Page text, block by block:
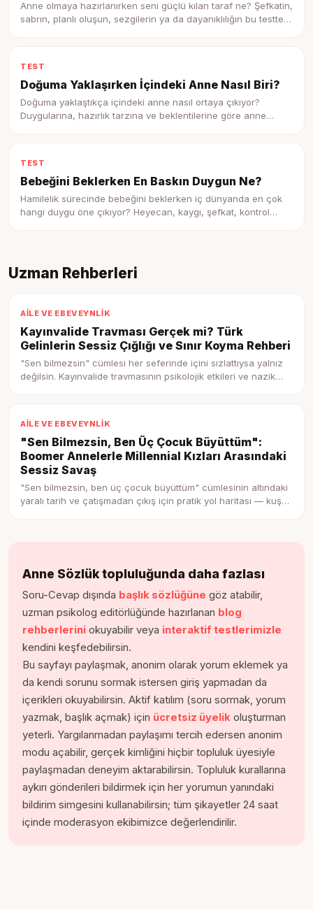
Anne olmaya hazırlanırken seni güçlü kılan taraf ne? Şefkatin,
sabrın, planlı oluşun, sezgilerin ya da dayanıklılığın bu testte
TEST
Doğuma Yaklaşırken İçindeki Anne Nasıl Biri?
Doğuma yaklaştıkça içindeki anne nasıl ortaya çıkıyor?
Duygularına, hazırlık tarzına ve beklentilerine göre anne
TEST
Bebeğini Beklerken En Baskın Duygun Ne?
Hamilelik sürecinde bebeğini beklerken iç dünyanda en çok
hangi duygu öne çıkıyor? Heyecan, kaygı, şefkat, kontrol
Uzman Rehberleri
AILE VE EBEVEYNLIK
Kayınvalide Travması Gerçek mi? Türk
Gelinlerin Sessiz Çığlığı ve Sınır Koyma Rehberi
"Sen bilmezsin" cümlesi her seferinde içini sızlattıysa yalnız
değilsin. Kayınvalide travmasının psikolojik etkileri ve nazik
AILE VE EBEVEYNLIK
"Sen Bilmezsin, Ben Üç Çocuk Büyüttüm":
Boomer Annelerle Millennial Kızları Arasındaki
Sessiz Savaş
"Sen bilmezsin, ben üç çocuk büyüttüm" cümlesinin altındaki
yaralı tarih ve çatışmadan çıkış için pratik yol haritası — kuşak
Anne Sözlük topluluğunda daha fazlası
Soru-Cevap dışında başlık sözlüğüne göz atabilir,
uzman psikolog editörlüğünde hazırlanan blog
rehberlerini okuyabilir veya interaktif testlerimizle
kendini keşfedebilirsin.
Bu sayfayı paylaşmak, anonim olarak yorum eklemek ya
da kendi sorunu sormak istersen giriş yapmadan da
içerikleri okuyabilirsin. Aktif katılım (soru sormak, yorum
yazmak, başlık açmak) için ücretsiz üyelik oluşturman
yeterli. Yargılanmadan paylaşımı tercih edersen anonim
modu açabilir, gerçek kimliğini hiçbir topluluk üyesiyle
paylaşmadan deneyim aktarabilirsin. Topluluk kurallarına
aykırı gönderileri bildirmek için her yorumun yanındaki
bildirim simgesini kullanabilirsin; tüm şikayetler 24 saat
içinde moderasyon ekibimizce değerlendirilir.